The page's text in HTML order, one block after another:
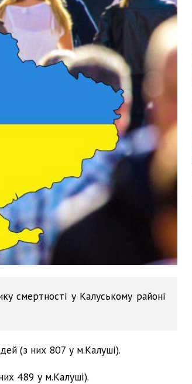
смертності у Калуському районі
(з них 807 у м.Калуші).
489 у м.Калуші).